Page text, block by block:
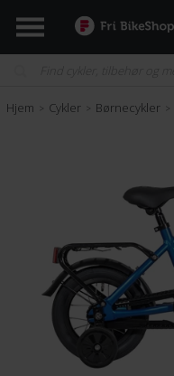
Hjem > Cykler > Børnecykler >